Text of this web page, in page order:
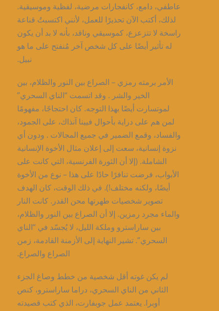
عاطفي، دامع، كانفجارات مرضية، لفظية وموسيقية.
لذلك، أكتب الآن تحذيرًا للعمل، لأنني اكتسبتُ قناعة
راسخة لا تتزعزع، كموسيقي وناقد، بأنه لا بد أن يكون
له تأثير أيضًا على كل شخص آخر مُنفتح على ما هو
نبيل.
الأمر برمته رمزي – الصراع بين النور والظلام، بين
الخير والشر . وقد اتسمت “الناي السحري”
لموتسارت أيضًا بهذا التوجه. كان احتجاجًا، مفهومًا
لمن هم على دراية بأحوال فيينا آنذاك، على الجمود،
والفساد، وقمع الضمير في جميع المجالات . ودون أي
نزوة إنسانية، سعت إلى إعلان مثال الأخوة الإنسانية
الشاملة. (إلا أن الثورة الفرنسية، التي كانت على
الأبواب، فرضت تنافرًا حادًا على هذا – نوع من الأخوة
أيضًا، ولكنه مختلف!). في ذلك الوقت، كان الهدف
تصوير شخصيات طهرتها محن القدر. كانت النار
والماء مجرد رمزين. إلا أن الصراع بين النور والظلام،
بين ساراسترو وملكة الليل، لا يُجسّد في “الناي
السحري”. تشير النهاية إلى الأزمنة القادمة، زمن
الصراع والصراع.
لم يكن غوته أقل شخصية من خطط وصاغ الجزء
الثاني من الناي السحري، دراما ساراسترو، كنص
أوبرا. يعتمد عمل جوبفارت، الذي كتب قصيدته